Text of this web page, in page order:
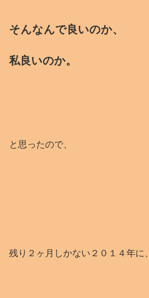
そんなんで良いのか、
私良いのか。
と思ったので、
残り２ヶ月しかない２０１４年に、